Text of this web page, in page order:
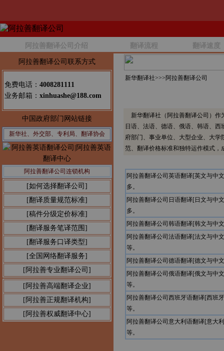
阿拉善翻译公司介绍 翻译流程 翻译速度
阿拉善翻译公司联系方式
免费电话： 4008281111
业务邮箱： xinhuashe@188.com
中国政府部门网站链接
新华社、外交部、专利局、翻译协会
阿拉善翻译公司连锁机构
[如何选择翻译公司]
[翻译质量规范标准]
[稿件分级定价标准]
[翻译服务笔译范围]
[翻译服务口译类型]
[全国网络翻译服务]
[阿拉善专业翻译公司]
[阿拉善高端翻译企业]
[阿拉善正规翻译机构]
[阿拉善权威翻译中心]
新华翻译社>>> 阿拉善翻译公司
新华翻译社（阿拉善翻译公司）作
日语、法语、德语、俄语、韩语、
府部门、事业单位、大型企业、大
范、翻译价格标准和独特运作模式
阿拉善翻译公司英语翻译[英文与中
多。
阿拉善翻译公司日语翻译[日文与中
多。
阿拉善翻译公司韩语翻译[韩文与中
阿拉善翻译公司法语翻译[法文与中
等。
阿拉善翻译公司德语翻译[德文与中
阿拉善翻译公司俄语翻译[俄文与中
等。
阿拉善翻译公司西班牙语翻译[西班
等。
阿拉善翻译公司意大利语翻译[意大
等。